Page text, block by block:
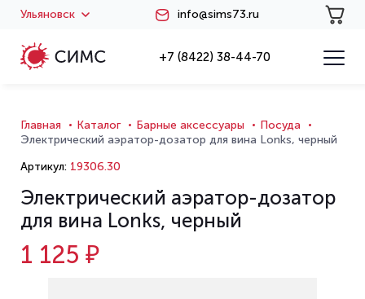
Ульяновск info@sims73.ru
+7 (8422) 38-44-70
Главная Каталог Барные аксессуары
Посуда
Электрический аэратор-дозатор для вина Lonks, черный
Артикул: 19306.30
Электрический аэратор-дозатор
для вина Lonks, черный
1 125 ₽